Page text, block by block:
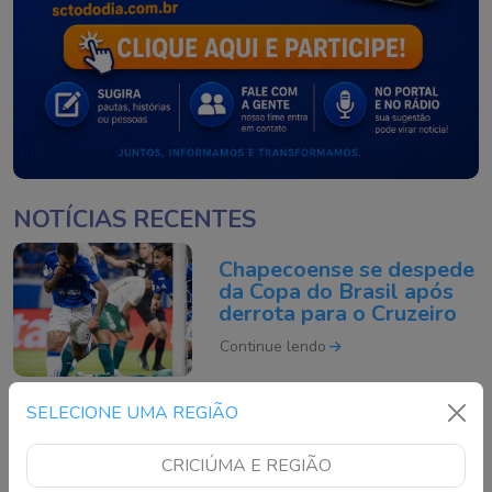
SELECIONE UMA REGIÃO
CRICIÚMA E REGIÃO
NOTÍCIAS RECENTES
Chapecoense se despede
da Copa do Brasil após
derrota para o Cruzeiro
Continue lendo
bomba? Entenda o
fenômeno que pode